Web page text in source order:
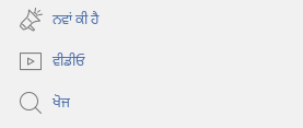
new
window)
ਨਵਾਂ ਕੀ ਹੈ
ਵੀਡੀਓ
ਖੋਜ